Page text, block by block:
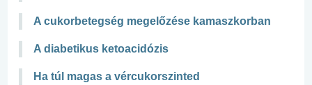
A cukorbetegség megelőzése kamaszkorban
A diabetikus ketoacidózis
Ha túl magas a vércukorszinted